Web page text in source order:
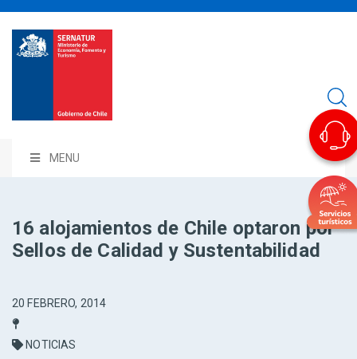
MENU
16 alojamientos de Chile optaron por
Sellos de Calidad y Sustentabilidad
20 FEBRERO, 2014
NOTICIAS